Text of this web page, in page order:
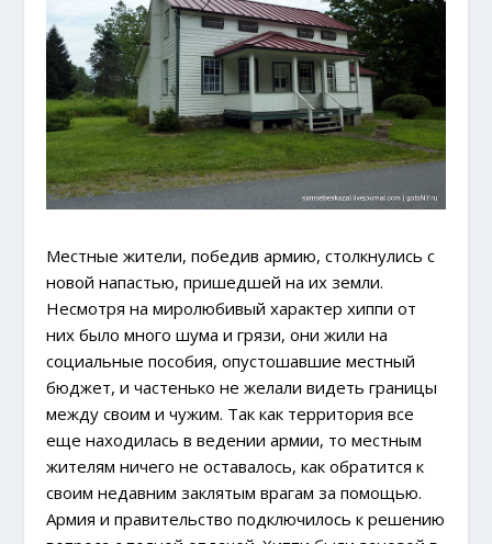
Местные жители, победив армию, столкнулись с
новой напастью, пришедшей на их земли.
Несмотря на миролюбивый характер хиппи от
них было много шума и грязи, они жили на
социальные пособия, опустошавшие местный
бюджет, и частенько не желали видеть границы
между своим и чужим. Так как территория все
еще находилась в ведении армии, то местным
жителям ничего не оставалось, как обратится к
своим недавним заклятым врагам за помощью.
Армия и правительство подключилось к решению